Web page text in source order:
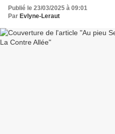
Publié le 23/03/2025 à 09:01
Par Evlyne-Leraut